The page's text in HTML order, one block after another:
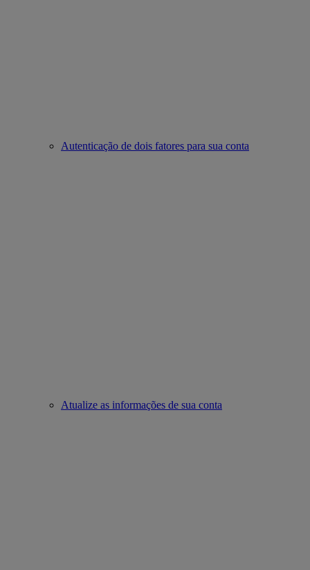
Autenticação de dois fatores para sua conta
Atualize as informações de sua conta